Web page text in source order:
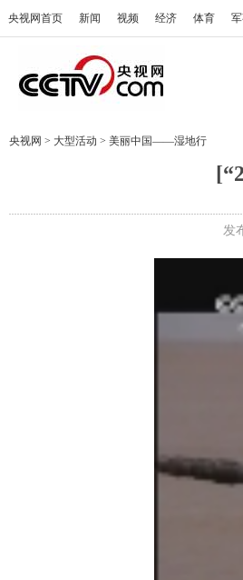
央视网首页 新闻 视频 经济 体育
央视网 > 大型活动 > 美丽中国——湿地行
发